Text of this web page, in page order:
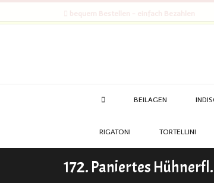
BEILAGEN
RIGATONI TORTELLINI
172. Paniertes Hühnerfl.